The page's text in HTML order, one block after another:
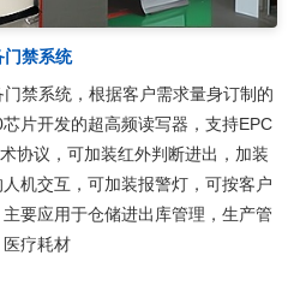
门禁系统
禁系统，根据客户需求量身订制的
片开发的超高频读写器，支持EPC
协议，可加装红外判断进出，加装
机交互，可加装报警灯，可按客户
要应用于仓储进出库管理，生产管
疗耗材